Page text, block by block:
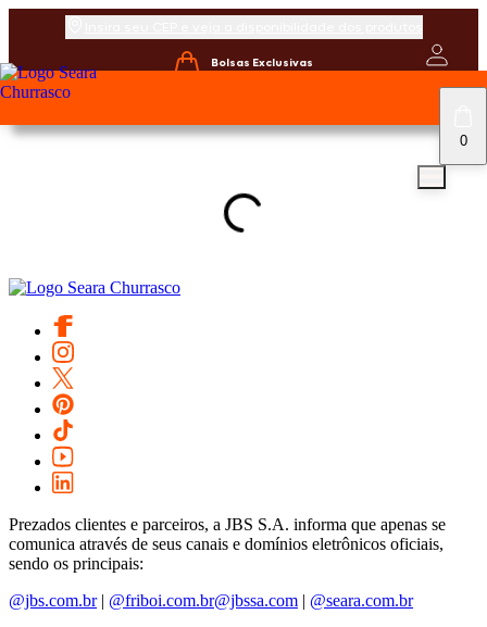
Bolsas Exclusivas
0
Prezados clientes e parceiros, a JBS S.A. informa que apenas se
comunica através de seus canais e domínios eletrônicos oficiais,
sendo os principais:
@jbs.com.br| @friboi.com.br@jbssa.com | @seara.com.br